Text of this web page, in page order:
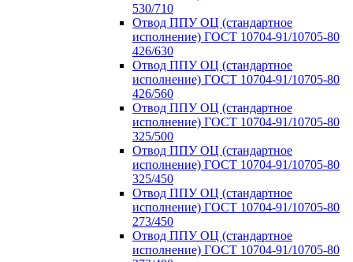
530/710
Отвод ППУ ОЦ (стандартное
исполнение) ГОСТ 10704-91/10705-80
426/630
Отвод ППУ ОЦ (стандартное
исполнение) ГОСТ 10704-91/10705-80
426/560
Отвод ППУ ОЦ (стандартное
исполнение) ГОСТ 10704-91/10705-80
325/500
Отвод ППУ ОЦ (стандартное
исполнение) ГОСТ 10704-91/10705-80
325/450
Отвод ППУ ОЦ (стандартное
исполнение) ГОСТ 10704-91/10705-80
273/450
Отвод ППУ ОЦ (стандартное
исполнение) ГОСТ 10704-91/10705-80